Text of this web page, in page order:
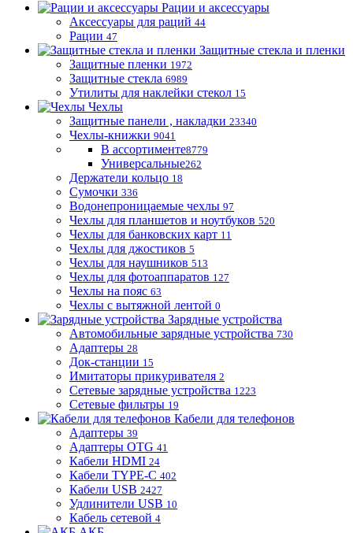
Рации и аксессуары
Аксессуары для раций 44
Рации 47
Защитные стекла и пленки
Защитные пленки 1972
Защитные стекла 6989
Утилиты для наклейки стекол 15
Чехлы
Защитные панели , накладки 23340
Чехлы-книжки 9041
В ассортименте8779
Универсальные262
Держатели кольцо 18
Сумочки 336
Водонепроницаемые чехлы 97
Чехлы для планшетов и ноутбуков 520
Чехлы для банковских карт 11
Чехлы для джостиков 5
Чехлы для наушников 513
Чехлы для фотоаппаратов 127
Чехлы на пояс 63
Чехлы с вытяжной лентой 0
Зарядные устройства
Автомобильные зарядные устройства 730
Адаптеры 28
Док-станции 15
Имитаторы прикуривателя 2
Сетевые зарядные устройства 1223
Сетевые фильтры 19
Кабели для телефонов
Адаптеры 39
Адаптеры OTG 41
Кабели HDMI 24
Кабели TYPE-C 402
Кабели USB 2427
Удлинители USB 10
Кабель сетевой 4